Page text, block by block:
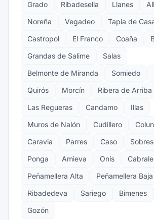
Grado Ribadesella Llanes
Noreña
Vegadeo
Tapia de
Castropol
El Franco Coaña
Grandas de Salime
Salas
Belmonte de Miranda
Somiedo
Quirós
Morcín Ribera de Arriba
Las Regueras
Candamo
Illas
Muros de Nalón
Cudillero
Caravia
Parres Caso
Ponga
Amieva Onís
Peñamellera Alta
Peñamellera Baja
Ribadedeva
Sariego Bimenes
Gozón